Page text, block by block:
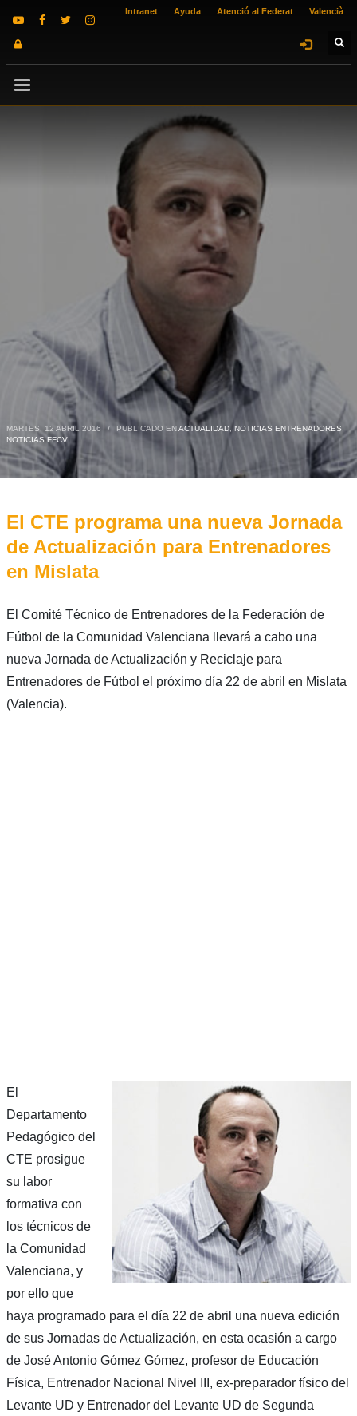
Intranet Ayuda Atenció al Federat Valencià
MARTES, 12 ABRIL 2016 / PUBLICADO EN ACTUALIDAD, NOTICIAS ENTRENADORES,
NOTICIAS FFCV
El CTE programa una nueva Jornada
de Actualización para Entrenadores
en Mislata
El Comité Técnico de Entrenadores de la Federación de
Fútbol de la Comunidad Valenciana llevará a cabo una
nueva Jornada de Actualización y Reciclaje para
Entrenadores de Fútbol el próximo día 22 de abril en Mislata
(Valencia).
El
Departamento
Pedagógico del
CTE prosigue
su labor
formativa con
los técnicos de
la Comunidad
Valenciana, y
por ello que
haya programado para el día 22 de abril una nueva edición
de sus Jornadas de Actualización, en esta ocasión a cargo
de José Antonio Gómez Gómez, profesor de Educación
Física, Entrenador Nacional Nivel III, ex-preparador físico del
Levante UD y Entrenador del Levante UD de Segunda